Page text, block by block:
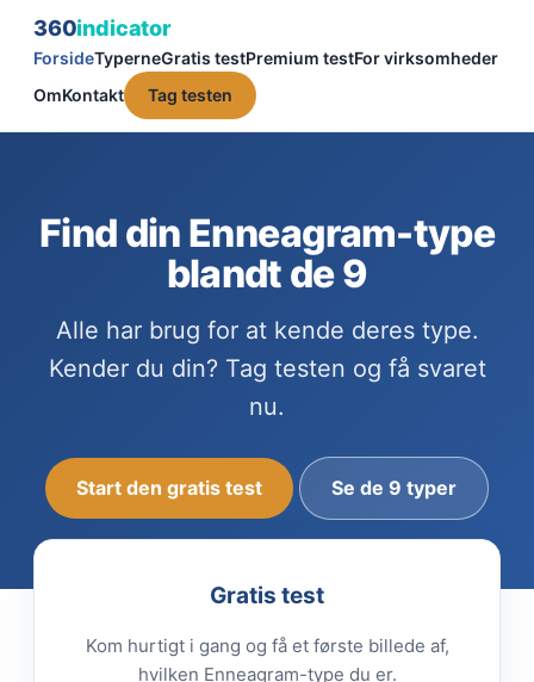
360indicator
ForsideTyperneGratis testPremium testFor virksomheder
OmKontakt Tag testen
Find din Enneagram-type
blandt de 9
Alle har brug for at kende deres type.
Kender du din? Tag testen og få svaret
nu.
Start den gratis test Se de 9 typer
Gratis test
Kom hurtigt i gang og få et første billede af,
hvilken Enneagram-type du er.